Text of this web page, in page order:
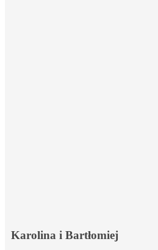
Karolina i Bartłomiej